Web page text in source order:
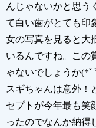
んじゃないかと思う
て白い歯がとても印
女の写真を見ると大
いるんですね。この
ゃないでしょうか(*
スギちゃんは意外！
セプトが今年最も笑
ったのでなんか納得